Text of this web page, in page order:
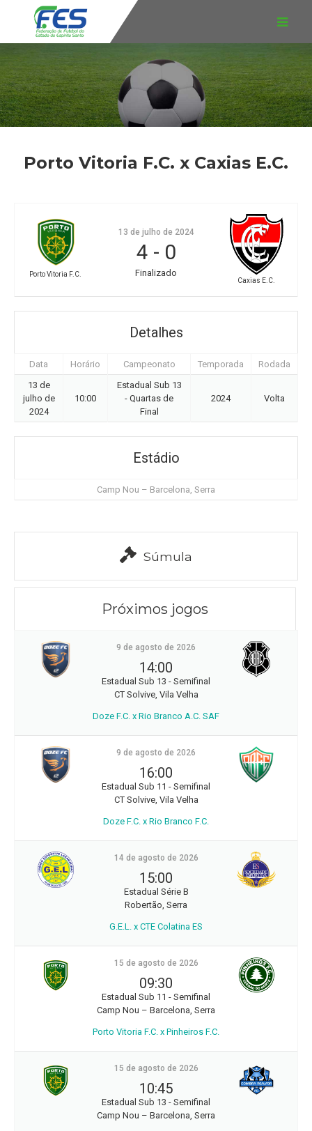
Porto Vitoria F.C. x Caxias E.C.
Porto Vitoria F.C.
Caxias E.C.
13 de julho de 2024
4 - 0
Finalizado
Detalhes
Data Horário Campeonato Temporada
Rodada
13 de
julho de
2024
10:00
Estadual Sub 13
- Quartas de
Final
2024 Volta
Estádio
Camp Nou – Barcelona, Serra
Súmula
Próximos jogos
9 de agosto de 2026
14:00
Estadual Sub 13 - Semifinal
CT Solvive, Vila Velha
Doze F.C. x Rio Branco A.C. SAF
9 de agosto de 2026
16:00
Estadual Sub 11 - Semifinal
CT Solvive, Vila Velha
Doze F.C. x Rio Branco F.C.
14 de agosto de 2026
15:00
Estadual Série B
Robertão, Serra
G.E.L. x CTE Colatina ES
15 de agosto de 2026
09:30
Estadual Sub 11 - Semifinal
Camp Nou – Barcelona, Serra
Porto Vitoria F.C. x Pinheiros F.C.
15 de agosto de 2026
10:45
Estadual Sub 13 - Semifinal
Camp Nou – Barcelona, Serra